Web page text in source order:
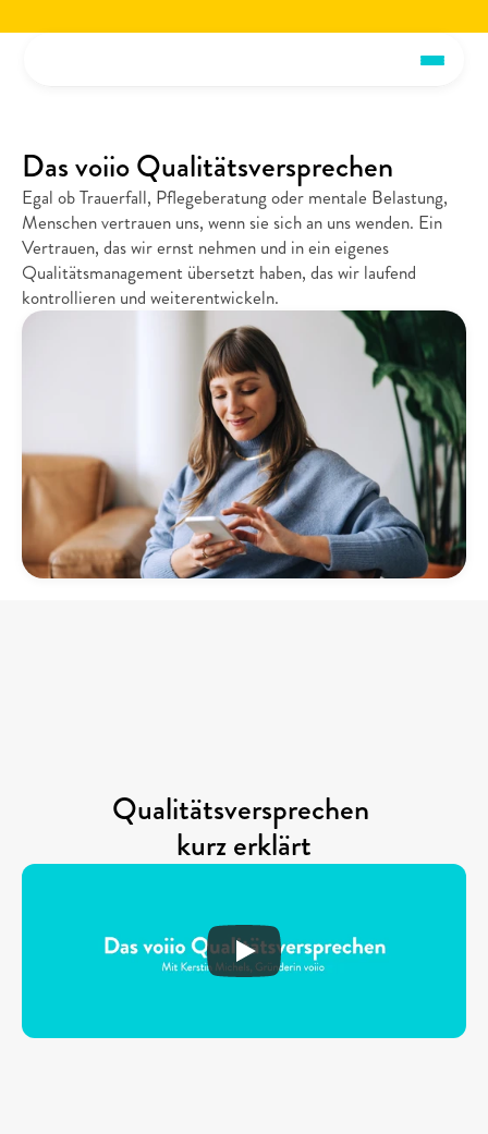
Das voiio Qualitätsversprechen
Egal ob Trauerfall, Pflegeberatung oder mentale Belastung,
Menschen vertrauen uns, wenn sie sich an uns wenden. Ein
Vertrauen, das wir ernst nehmen und in ein eigenes
Qualitätsmanagement übersetzt haben, das wir laufend
kontrollieren und weiterentwickeln.
Qualitätsversprechen
kurz erklärt